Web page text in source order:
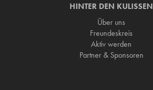
HINTER DEN KULISSEN
Über uns
Freundeskreis
Aktiv werden
Partner & Sponsoren